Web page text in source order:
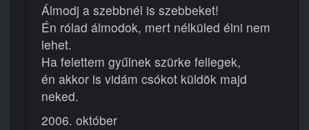
Álmodj a szebbnél is szebbeket!
Én rólad álmodok, mert nélküled élni nem
lehet.
Ha felettem gyűlnek szürke fellegek,
én akkor is vidám csókot küldök majd
neked.
2006. október